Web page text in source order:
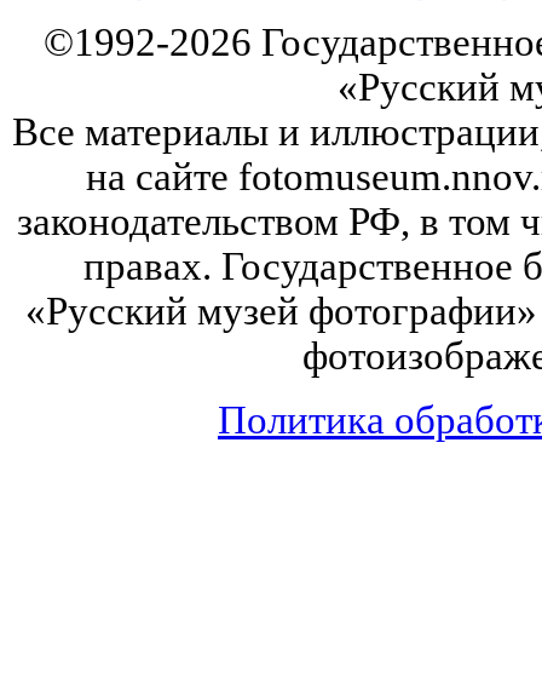
©1992-2026
«Русский
Все материалы и
на сайте
законодательством РФ, в том
правах.
«Русский музей
Политика